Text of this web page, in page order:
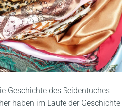
Geschichte des Seidentuches
haben im Laufe der Geschichte